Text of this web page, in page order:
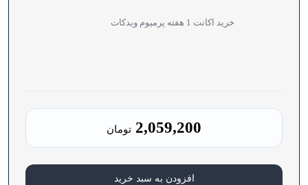
خرید اکانت 1 هفته پرمیوم ویدکات
2,059,200 تومان
افزودن به سبد خرید